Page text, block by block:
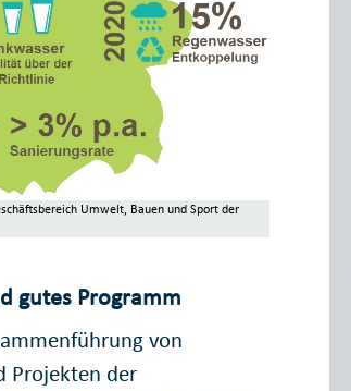
Umwelt, Bauen und Sport der
gutes Programm
von
Projekten der